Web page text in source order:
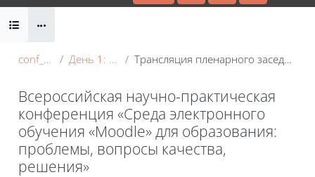
Введите
Блоки
conf_2022 День 1: 18 мая Трансляция пленарного заседания на Youtube
Всероссийская научно-практическая
конференция «Среда электронного
обучения «Moodle» для образования:
проблемы, вопросы качества,
решения»